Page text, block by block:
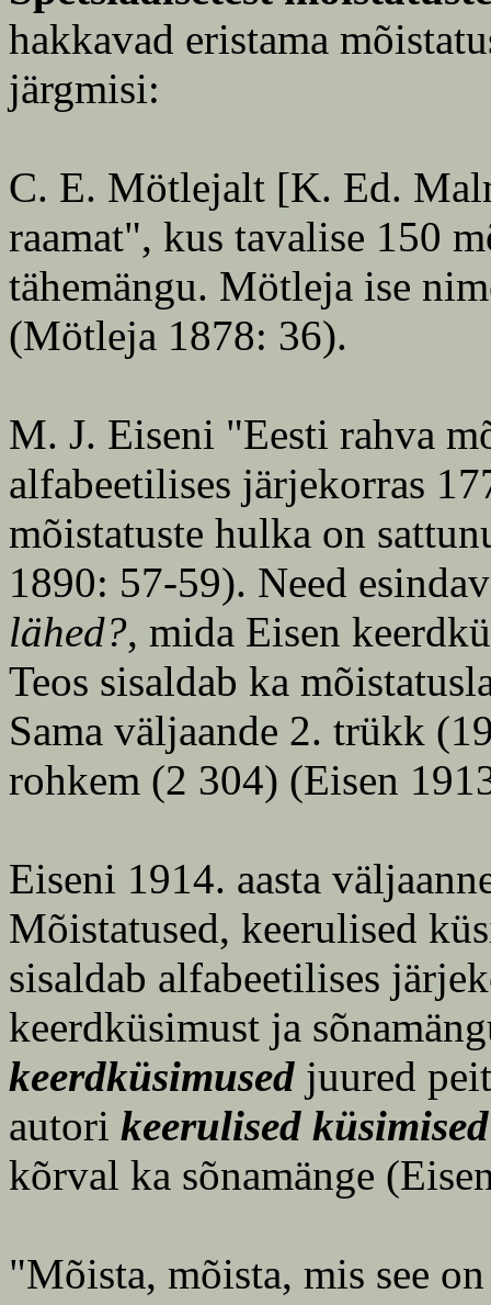
hakkavad eristama
järgmisi:
C. E. Mötlejalt [K. Ed.
raamat", kus tavalise 150
tähemängu. Mötleja ise
(Mötleja 1878: 36).
M. J. Eiseni "Eesti rahva
alfabeetilises järjekorras
mõistatuste hulka on
1890: 57-59). Need
lähed?, mida Eisen
Teos sisaldab ka
Sama väljaande 2. trükk
rohkem (2 304) (Eisen
Eiseni 1914. aasta
Mõistatused, keerulised
sisaldab alfabeetilises
keerdküsimust ja
keerdküsimused juured
autori keerulised küsimised
kõrval ka sõnamänge
"Mõista, mõista, mis see